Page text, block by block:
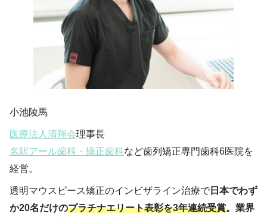
小池陵馬
医療法人清翔会理事長
名駅アール歯科・矯正歯科など歯列矯正専門歯科6医院を
経営。
透明マウスピース矯正のインビザライン治療で 日本でわず
か20名だけのプラチナエリート表彰を3年連続受賞。業界